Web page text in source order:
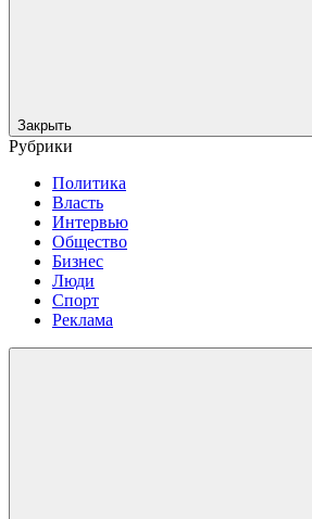
Закрыть
Рубрики
Политика
Власть
Интервью
Общество
Бизнес
Люди
Спорт
Реклама